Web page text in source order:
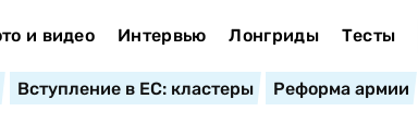
и видео Интервью Лонгриды Тесты
Вступление в ЕС: кластеры Реформа армии